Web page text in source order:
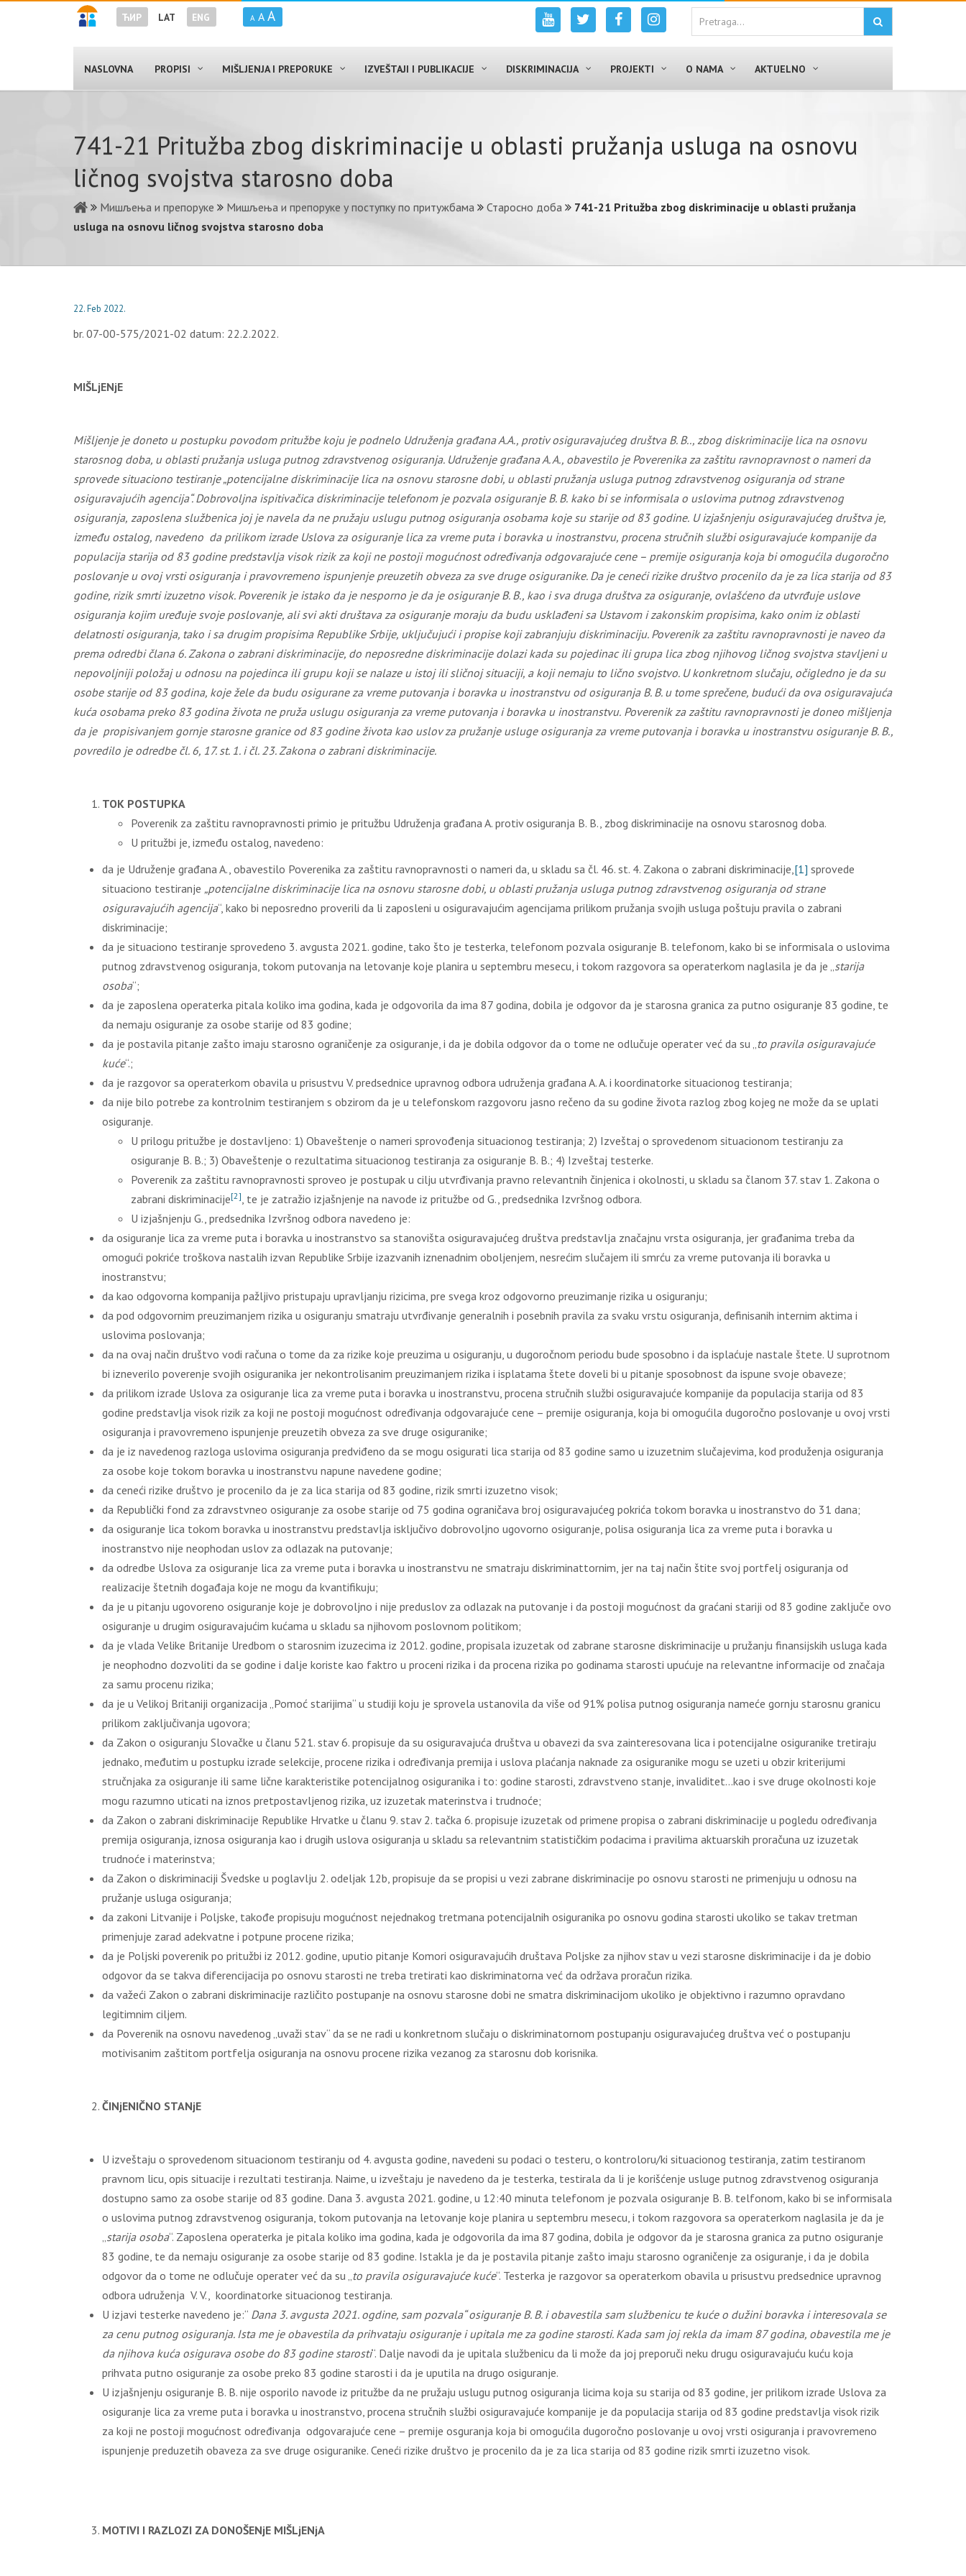
ЋИР LAT ENG A A A
NASLOVNA PROPISI MIŠLJENJA I PREPORUKE IZVEŠTAJI I PUBLIKACIJE DISKRIMINACIJA PROJEKTI O NAMA AKTUELNO
741-21 Pritužba zbog diskriminacije u oblasti pružanja usluga na osnovu
ličnog svojstva starosno doba
Мишљења и препоруке Мишљења и препоруке у поступку по притужбама Старосно доба
741-21 Pritužba zbog diskriminacije u oblasti pružanja
usluga na osnovu ličnog svojstva starosno doba
22. Feb 2022.
br. 07-00-575/2021-02 datum: 22.2.2022.
MIŠLjENjE
Mišljenje je doneto u postupku povodom pritužbe koju je podnelo Udruženja građanaA.A., protiv osiguravajućeg društva B. B.., zbog diskriminacijelica na osnovu
starosnog doba, u oblasti pružanja usluga putnog zdravstvenog osiguranja. Udruženje građanaA. A., obavestilo je Poverenikaza zaštitu ravnopravnost o nameri da
sprovede situaciono testiranje „potencijalne diskriminacije lica na osnovu starosne dobi, u oblasti pružanja usluga putnog zdravstvenog osiguranja od strane
osiguravajućih agencija“. Dobrovoljna ispitivačica diskriminacije telefonomjepozvala osiguranjeB. B. kako bi se informisala o uslovima putnog zdravstvenog
osiguranja, zaposlena službenica joj je navelada ne pružaju uslugu putnog osiguranja osobama koje su starije od 83 godine. U izjašnjenju osiguravajućeg društvaje,
između ostalog, navedeno da prilikom izrade Uslova za osiguranje lica za vreme puta i boravka u inostranstvu, procena stručnih službi osiguravajuće kompanije da
populacija starija od 83 godine predstavlja visok rizik za koji ne postoji mogućnost određivanja odgovarajuće cene – premije osiguranja koja bi omogućila dugoročno
poslovanje u ovoj vrsti osiguranja i pravovremeno ispunjenje preuzetih obveza za sve druge osiguranike. Da je ceneći rizike društvo procenilo da je za lica starija od 83
godine, rizik smrti izuzetno visok. Poverenik je istako da je nesporno je da je osiguranjeB. B., kao i sva druga društva za osiguranje, ovlašćeno da utvrđuje uslove
osiguranja kojim uređuje svoje poslovanje, ali svi akti društava za osiguranje moraju da budu usklađeni sa Ustavom i zakonskim propisima, kako onim iz oblasti
delatnosti osiguranja, tako i sa drugim propisima Republike Srbije, uključujući i propise koji zabranjuju diskriminaciju. Poverenik za zaštitu ravnopravnosti je naveo da
prema odredbi člana 6. Zakona o zabrani diskriminacije, do neposredne diskriminacije dolazi kada su pojedinac ili grupa lica zbog njihovog ličnog svojstva stavljeni u
nepovoljniji položaj u odnosu na pojedinca ili grupu koji se nalaze u istoj ili sličnoj situaciji, a koji nemaju to lično svojstvo. U konkretnom slučaju, očigledno je da su
osobe starije od 83 godina, koje žele da budu osigurane za vreme putovanja i boravka u inostranstvu od osiguranjaB. B.u tome sprečene, budući da ova osiguravajuća
kuća osobama preko 83 godina životane pruža uslugu osiguranja za vreme putovanja i boravka u inostranstvu. Poverenik za zaštitu ravnopravnosti jedoneo mišljenja
da je propisivanjem gornje starosne granice od 83 godine života kao uslov zapružanjeuslugeosiguranja za vreme putovanja i boravka u inostranstvu osiguranje B. B.,
povredilo je odredbe čl. 6, 17. st.1. i čl. 23. Zakona o zabrani diskriminacije.
TOK POSTUPKA
Poverenik za zaštitu ravnopravnosti primio je pritužbu Udruženja građana A. protiv osiguranja B. B., zbog diskriminacije na osnovu starosnog doba.
U pritužbi je, između ostalog, navedeno:
da je Udruženje građana A., obavestilo Poverenika za zaštitu ravnopravnosti o nameri da, u skladu sa čl. 46. st. 4. Zakona o zabrani diskriminacije,[1] sprovede
situaciono testiranje „potencijalne diskriminacije lica na osnovu starosne dobi, u oblasti pružanja usluga putnog zdravstvenog osiguranja od strane
osiguravajućih agencija“, kako bi neposredno proverili da li zaposleni u osiguravajućim agencijama prilikom pružanja svojih usluga poštuju pravila o zabrani
diskriminacije;
da je situaciono testiranje sprovedeno 3. avgusta 2021. godine, tako što je testerka, telefonom pozvala osiguranje B. telefonom, kako bi se informisala o uslovima
putnog zdravstvenog osiguranja, tokom putovanja na letovanje koje planira u septembru mesecu, i tokom razgovora sa operaterkom naglasila je da je „starija
osoba“;
da je zaposlena operaterka pitala koliko ima godina, kada je odgovorila da ima 87 godina, dobila je odgovor da je starosna granica za putno osiguranje 83 godine, te
da nemaju osiguranje za osobe starije od 83 godine;
da je postavila pitanje zašto imaju starosno ograničenje za osiguranje, i da je dobila odgovor da o tome ne odlučuje operater već da su „to pravila osiguravajuće
kuće“.;
da je razgovor sa operaterkom obavila u prisustvu V. predsednice upravnog odbora udruženja građana A. A. i koordinatorke situacionog testiranja;
da nije bilo potrebe za kontrolnim testiranjem s obzirom da je u telefonskom razgovoru jasno rečeno da su godine života razlog zbog kojeg ne može da se uplati
osiguranje.
U prilogu pritužbe je dostavljeno: 1) Obaveštenje o nameri sprovođenja situacionog testiranja; 2) Izveštaj o sprovedenom situacionom testiranju za
osiguranje B. B.; 3) Obaveštenje o rezultatima situacionog testiranja za osiguranje B. B.; 4) Izveštaj testerke.
Poverenik za zaštitu ravnopravnosti sproveo je postupak u cilju utvrđivanja pravno relevantnih činjenica i okolnosti, u skladu sa članom 37. stav 1. Zakona o
zabrani diskriminacije[2], te je zatražio izjašnjenje na navode iz pritužbe od G., predsednika Izvršnog odbora.
U izjašnjenju G., predsednika Izvršnog odbora navedeno je:
da osiguranje lica za vreme puta i boravka u inostranstvo sa stanovišta osiguravajućeg društva predstavlja značajnu vrsta osiguranja, jer građanima treba da
omogući pokriće troškova nastalih izvan Republike Srbije izazvanih iznenadnim oboljenjem, nesrećim slučajem ili smrću za vreme putovanja ili boravka u
inostranstvu;
da kao odgovorna kompanija pažljivo pristupaju upravljanju rizicima, pre svega kroz odgovorno preuzimanje rizika u osiguranju;
da pod odgovornim preuzimanjem rizika u osiguranju smatraju utvrđivanje generalnih i posebnih pravila za svaku vrstu osiguranja, definisanih internim aktima i
uslovima poslovanja;
da na ovaj način društvo vodi računa o tome da za rizike koje preuzima u osiguranju, u dugoročnom periodu bude sposobno i da isplaćuje nastale štete. U suprotnom
bi izneverilo poverenje svojih osiguranika jer nekontrolisanim preuzimanjem rizika i isplatama štete doveli bi u pitanje sposobnost da ispune svoje obaveze;
da prilikom izrade Uslova za osiguranje lica za vreme puta i boravka u inostranstvu, procena stručnih službi osiguravajuće kompanije da populacija starija od 83
godine predstavlja visok rizik za koji ne postoji mogućnost određivanja odgovarajuće cene – premije osiguranja, koja bi omogućila dugoročno poslovanje u ovoj vrsti
osiguranja i pravovremeno ispunjenje preuzetih obveza za sve druge osiguranike;
da je iz navedenog razloga uslovima osiguranja predviđeno da se mogu osigurati lica starija od 83 godine samo u izuzetnim slučajevima, kod produženja osiguranja
za osobe koje tokom boravka u inostranstvu napune navedene godine;
da ceneći rizike društvo je procenilo da je za lica starija od 83 godine, rizik smrti izuzetno visok;
da Republički fond za zdravstvneo osiguranje za osobe starije od 75 godina ograničava broj osiguravajućeg pokrića tokom boravka u inostranstvo do 31 dana;
da osiguranje lica tokom boravka u inostranstvu predstavlja isključivo dobrovoljno ugovorno osiguranje, polisa osiguranja lica za vreme puta i boravka u
inostranstvo nije neophodan uslov za odlazak na putovanje;
da odredbe Uslova za osiguranje lica za vreme puta i boravka u inostranstvu ne smatraju diskriminattornim, jer na taj način štite svoj portfelj osiguranja od
realizacije štetnih događaja koje ne mogu da kvantifikuju;
da je u pitanju ugovoreno osiguranje koje je dobrovoljno i nije preduslov za odlazak na putovanje i da postoji mogućnost da graćani stariji od 83 godine zaključe ovo
osiguranje u drugim osiguravajućim kućama u skladu sa njihovom poslovnom politikom;
da je vlada Velike Britanije Uredbom o starosnim izuzecima iz 2012. godine, propisala izuzetak od zabrane starosne diskriminacije u pružanju finansijskih usluga kada
je neophodno dozvoliti da se godine i dalje koriste kao faktro u proceni rizika i da procena rizika po godinama starosti upućuje na relevantne informacije od značaja
za samu procenu rizika;
da je u Velikoj Britaniji organizacija „Pomoć starijima“ u studiji koju je sprovela ustanovila da više od 91% polisa putnog osiguranja nameće gornju starosnu granicu
prilikom zaključivanja ugovora;
da Zakon o osiguranju Slovačke u članu 521. stav 6. propisuje da su osiguravajuća društva u obavezi da sva zainteresovana lica i potencijalne osiguranike tretiraju
jednako, međutim u postupku izrade selekcije, procene rizika i određivanja premija i uslova plaćanja naknade za osiguranike mogu se uzeti u obzir kriterijumi
stručnjaka za osiguranje ili same lične karakteristike potencijalnog osiguranika i to: godine starosti, zdravstveno stanje, invaliditet…kao i sve druge okolnosti koje
mogu razumno uticati na iznos pretpostavljenog rizika, uz izuzetak materinstva i trudnoće;
da Zakon o zabrani diskriminacije Republike Hrvatke u članu 9. stav 2. tačka 6. propisuje izuzetak od primene propisa o zabrani diskriminacije u pogledu određivanja
premija osiguranja, iznosa osiguranja kao i drugih uslova osiguranja u skladu sa relevantnim statističkim podacima i pravilima aktuarskih proračuna uz izuzetak
trudnoće i materinstva;
da Zakon o diskriminaciji Švedske u poglavlju 2. odeljak 12b, propisuje da se propisi u vezi zabrane diskriminacije po osnovu starosti ne primenjuju u odnosu na
pružanje usluga osiguranja;
da zakoni Litvanije i Poljske, takođe propisuju mogućnost nejednakog tretmana potencijalnih osiguranika po osnovu godina starosti ukoliko se takav tretman
primenjuje zarad adekvatne i potpune procene rizika;
da je Poljski poverenik po pritužbi iz 2012. godine, uputio pitanje Komori osiguravajućih društava Poljske za njihov stav u vezi starosne diskriminacije i da je dobio
odgovor da se takva diferencijacija po osnovu starosti ne treba tretirati kao diskriminatorna već da održava proračun rizika.
da važeći Zakon o zabrani diskriminacije različito postupanje na osnovu starosne dobi ne smatra diskriminacijom ukoliko je objektivno i razumno opravdano
legitimnim ciljem.
da Poverenik na osnovu navedenog „uvaži stav“ da se ne radi u konkretnom slučaju o diskriminatornom postupanju osiguravajućeg društva već o postupanju
motivisanim zaštitom portfelja osiguranja na osnovu procene rizika vezanog za starosnu dob korisnika.
ČINjENIČNO STANjE
U izveštaju o sprovedenom situacionom testiranju od 4. avgusta godine, navedeni su podaci o testeru, o kontroloru/ki situacionog testiranja, zatim testiranom
pravnom licu, opis situacije i rezultati testiranja. Naime, u izveštaju je navedeno da je testerka, testirala da li je korišćenje usluge putnog zdravstvenog osiguranja
dostupno samo za osobe starije od 83 godine. Dana 3. avgusta 2021. godine, u 12:40 minuta telefonom je pozvala osiguranje B. B. telfonom, kako bi se informisala
o uslovima putnog zdravstvenog osiguranja, tokom putovanja na letovanje koje planira u septembru mesecu, i tokom razgovora sa operaterkom naglasila je da je
„starija osoba“. Zaposlena operaterka je pitala koliko ima godina, kada je odgovorila da ima 87 godina, dobila je odgovor da je starosna granica za putno osiguranje
83 godine, te da nemaju osiguranje za osobe starije od 83 godine. Istakla je da je postavila pitanje zašto imaju starosno ograničenje za osiguranje, i da je dobila
odgovor da o tome ne odlučuje operater već da su „to pravila osiguravajuće kuće“. Testerka je razgovor sa operaterkom obavila u prisustvu predsednice upravnog
odbora udruženja V. V., koordinatorke situacionog testiranja.
U izjavi testerke navedeno je:“ Dana 3. avgusta 2021. ogdine, sam pozvala“ osiguranje B. B. i obavestila sam službenicu te kuće o dužini boravka i interesovala se
za cenu putnog osiguranja. Ista me je obavestila da prihvataju osiguranje i upitala me za godine starosti. Kada sam joj rekla da imam 87 godina, obavestila me je
da njihova kuća osigurava osobe do 83 godine starosti“. Dalje navodi da je upitala službenicu da li može da joj preporuči neku drugu osiguravajuću kuću koja
prihvata putno osiguranje za osobe preko 83 godine starosti i da je uputila na drugo osiguranje.
U izjašnjenju osiguranje B. B. nije osporilo navode iz pritužbe da ne pružaju uslugu putnog osiguranja licima koja su starija od 83 godine, jer prilikom izrade Uslova za
osiguranje lica za vreme puta i boravka u inostranstvo, procena stručnih službi osiguravajuće kompanije je da populacija starija od 83 godine predstavlja visok rizik
za koji ne postoji mogućnost određivanja odgovarajuće cene – premije osguranja koja bi omogućila dugoročno poslovanje u ovoj vrsti osiguranja i pravovremeno
ispunjenje preduzetih obaveza za sve druge osiguranike. Ceneći rizike društvo je procenilo da je za lica starija od 83 godine rizik smrti izuzetno visok.
MOTIVI I RAZLOZI ZA DONOŠENjE MIŠLjENjA